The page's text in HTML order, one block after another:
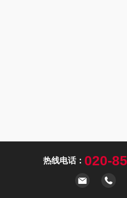
热线电话： 020-